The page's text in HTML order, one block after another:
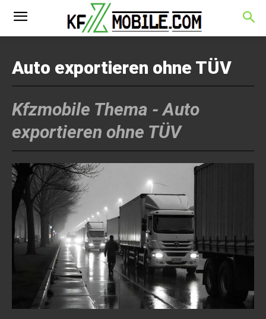
Auto exportieren ohne TÜV
Kfzmobile Thema -Auto
exportieren ohne TÜV